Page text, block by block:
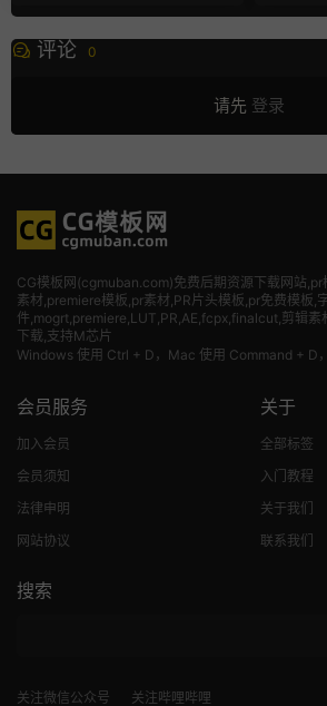
评论 0
请先 登录
CG模板网(cgmuban.com)免费后期资源下载网站
素材 ,premiere模板,pr素材,PR片头模板,pr免费模板,
件,mogrt,premiere,LUT,PR,AE,fcpx,finalcut,剪辑素
下载,支持M芯片
Windows 使用 Ctrl + D，Mac 使用 Command + D
会员服务
加入会员
会员须知
法律申明
网站协议
关于
全部标签
入门教程
关于我们
联系我们
搜索
关注微信公众号 关注哔哩哔哩